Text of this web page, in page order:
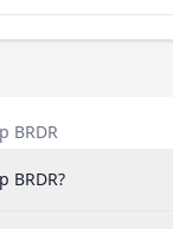
BRDR
BRDR?